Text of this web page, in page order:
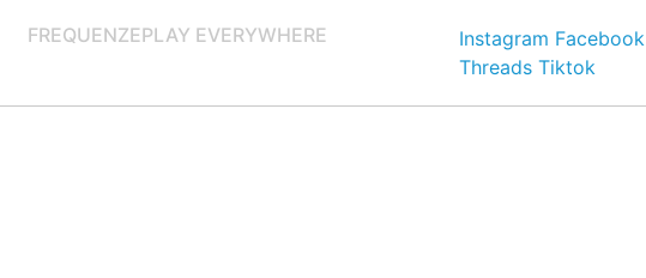
FREQUENZEPLAY EVERYWHERE Instagram Facebook
Threads Tiktok